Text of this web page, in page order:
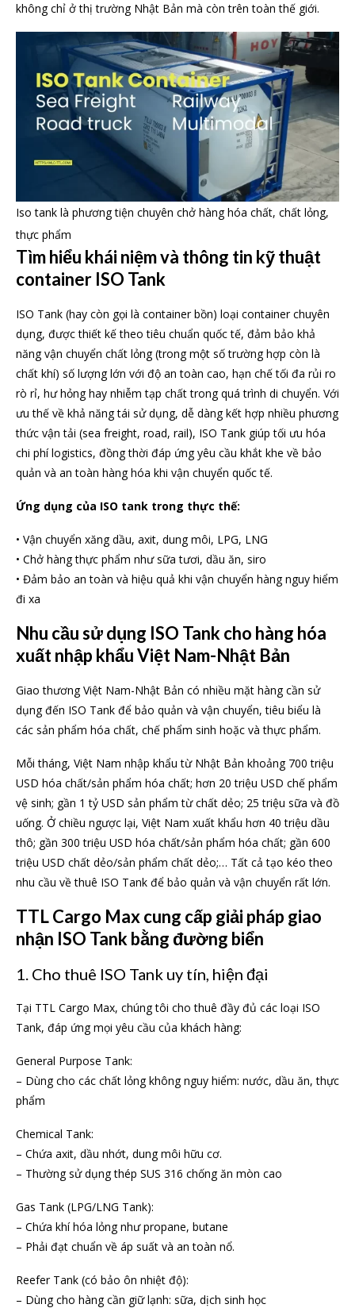
không chỉ ở thị trường Nhật Bản mà còn trên toàn thế giới.
Iso tank là phương tiện chuyên chở hàng hóa chất, chất lỏng,
thực phẩm
Tìm hiểu khái niệm và thông tin kỹ thuật
container ISO Tank
ISO Tank (hay còn gọi là container bồn) loại container chuyên
dụng, được thiết kế theo tiêu chuẩn quốc tế, đảm bảo khả
năng vận chuyển chất lỏng (trong một số trường hợp còn là
chất khí) số lượng lớn với độ an toàn cao, hạn chế tối đa rủi ro
rò rỉ, hư hỏng hay nhiễm tạp chất trong quá trình di chuyển. Với
ưu thế về khả năng tái sử dụng, dễ dàng kết hợp nhiều phương
thức vận tải (sea freight, road, rail), ISO Tank giúp tối ưu hóa
chi phí logistics, đồng thời đáp ứng yêu cầu khắt khe về bảo
quản và an toàn hàng hóa khi vận chuyển quốc tế.
Ứng dụng của ISO tank trong thực thế:
• Vận chuyển xăng dầu, axit, dung môi, LPG, LNG
• Chở hàng thực phẩm như sữa tươi, dầu ăn, siro
• Đảm bảo an toàn và hiệu quả khi vận chuyển hàng nguy hiểm
đi xa
Nhu cầu sử dụng ISO Tank cho hàng hóa
xuất nhập khẩu Việt Nam-Nhật Bản
Giao thương Việt Nam-Nhật Bản có nhiều mặt hàng cần sử
dụng đến ISO Tank để bảo quản và vận chuyển, tiêu biểu là
các sản phẩm hóa chất, chế phẩm sinh hoặc và thực phẩm.
Mỗi tháng, Việt Nam nhập khẩu từ Nhật Bản khoảng 700 triệu
USD hóa chất/sản phẩm hóa chất; hơn 20 triệu USD chế phẩm
vệ sinh; gần 1 tỷ USD sản phẩm từ chất dẻo; 25 triệu sữa và đồ
uống. Ở chiều ngược lại, Việt Nam xuất khẩu hơn 40 triệu dầu
thô; gần 300 triệu USD hóa chất/sản phẩm hóa chất; gần 600
triệu USD chất dẻo/sản phẩm chất dẻo;… Tất cả tạo kéo theo
nhu cầu về thuê ISO Tank để bảo quản và vận chuyển rất lớn.
TTL Cargo Max cung cấp giải pháp giao
nhận ISO Tank bằng đường biển
1. Cho thuê ISO Tank uy tín, hiện đại
Tại TTL Cargo Max, chúng tôi cho thuê đầy đủ các loại ISO
Tank, đáp ứng mọi yêu cầu của khách hàng:
General Purpose Tank:
– Dùng cho các chất lỏng không nguy hiểm: nước, dầu ăn, thực
phẩm
Chemical Tank:
– Chứa axit, dầu nhớt, dung môi hữu cơ.
– Thường sử dụng thép SUS 316 chống ăn mòn cao
Gas Tank (LPG/LNG Tank):
– Chứa khí hóa lỏng như propane, butane
– Phải đạt chuẩn về áp suất và an toàn nổ.
Reefer Tank (có bảo ôn nhiệt độ):
– Dùng cho hàng cần giữ lạnh: sữa, dịch sinh học